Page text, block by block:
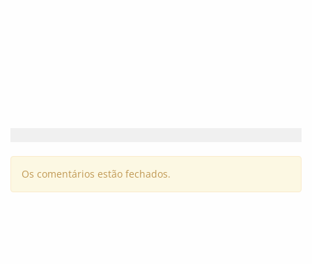
Os comentários estão fechados.